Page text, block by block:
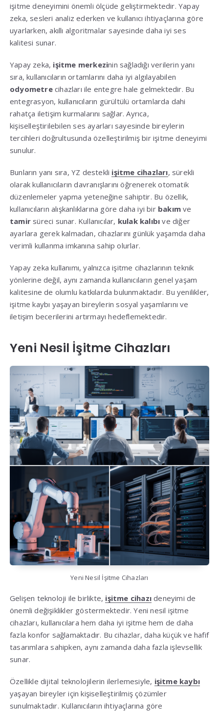
işitme deneyimini önemli ölçüde geliştirmektedir. Yapay
zeka, sesleri analiz ederken ve kullanıcı ihtiyaçlarına göre
uyarlarken, akıllı algoritmalar sayesinde daha iyi ses
kalitesi sunar.
Yapay zeka, işitme merkezinin sağladığı verilerin yanı
sıra, kullanıcıların ortamlarını daha iyi algılayabilen
odyometrecihazları ile entegre hale gelmektedir. Bu
entegrasyon, kullanıcıların gürültülü ortamlarda dahi
rahatça iletişim kurmalarını sağlar. Ayrıca,
kişiselleştirilebilen ses ayarları sayesinde bireylerin
tercihleri doğrultusunda özelleştirilmiş bir işitme deneyimi
sunulur.
Bunların yanı sıra, YZ destekli işitme cihazları, sürekli
olarak kullanıcıların davranışlarını öğrenerek otomatik
düzenlemeler yapma yeteneğine sahiptir. Bu özellik,
kullanıcıların alışkanlıklarına göre daha iyi bir bakım ve
tamir süreci sunar. Kullanıcılar, kulak kalıbı ve diğer
ayarlara gerek kalmadan, cihazlarını günlük yaşamda daha
verimli kullanma imkanına sahip olurlar.
Yapay zeka kullanımı, yalnızca işitme cihazlarının teknik
yönlerine değil, aynı zamanda kullanıcıların genel yaşam
kalitesine de olumlu katkılarda bulunmaktadır. Bu yenilikler,
işitme kaybı yaşayan bireylerin sosyal yaşamlarını ve
iletişim becerilerini artırmayı hedeflemektedir.
Yeni Nesil İşitme Cihazları
Yeni Nesil İşitme Cihazları
Gelişen teknoloji ile birlikte, işitme cihazı deneyimi de
önemli değişiklikler göstermektedir. Yeni nesil işitme
cihazları, kullanıcılara hem daha iyi işitme hem de daha
fazla konfor sağlamaktadır. Bu cihazlar, daha küçük ve hafif
tasarımlara sahipken, aynı zamanda daha fazla işlevsellik
sunar.
Özellikle dijital teknolojilerin ilerlemesiyle, işitme kaybı
yaşayan bireyler için kişiselleştirilmiş çözümler
sunulmaktadır. Kullanıcıların ihtiyaçlarına göre